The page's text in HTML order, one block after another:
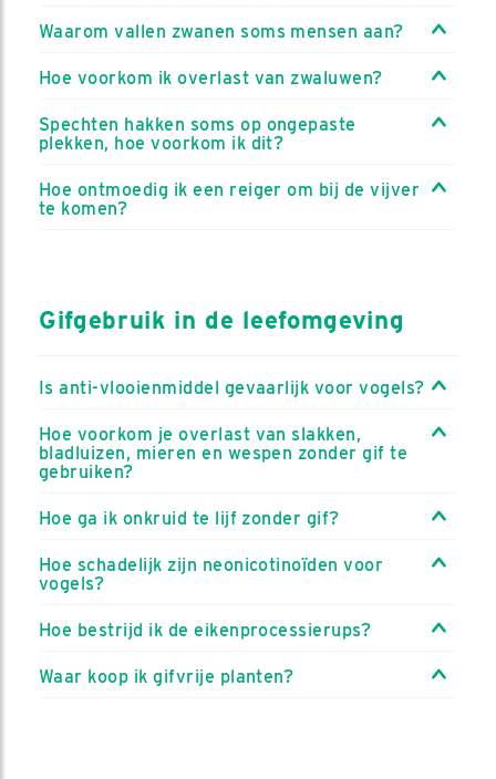
Waarom vallen zwanen soms mensen aan?
Hoe voorkom ik overlast van zwaluwen?
Spechten hakken soms op ongepaste
plekken, hoe voorkom ik dit?
Hoe ontmoedig ik een reiger om bij de vijver
te komen?
Gifgebruik in de leefomgeving
Is anti-vlooienmiddel gevaarlijk voor vogels?
Hoe voorkom je overlast van slakken,
bladluizen, mieren en wespen zonder gif te
gebruiken?
Hoe ga ik onkruid te lijf zonder gif?
Hoe schadelijk zijn neonicotinoïden voor
vogels?
Hoe bestrijd ik de eikenprocessierups?
Waar koop ik gifvrije planten?